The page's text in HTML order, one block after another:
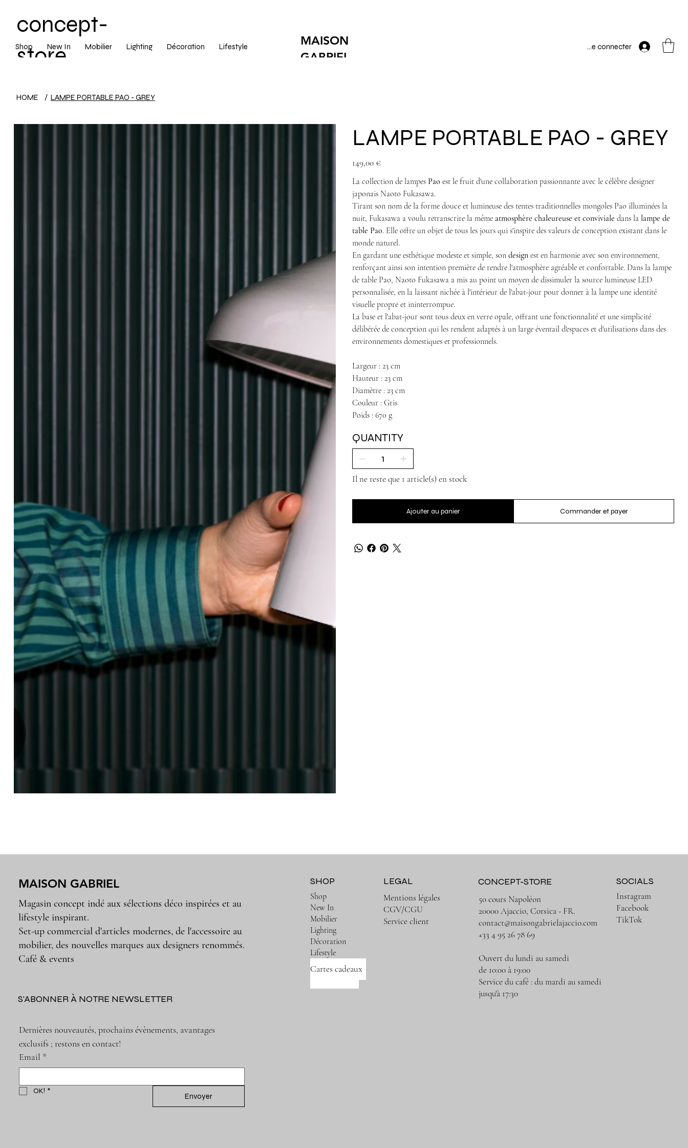
concept-
store
décoratio
n ajaccio
Shop New In Mobilier Lighting Décoration Lifestyle
MAISON
GABRIEL
Se connecter
HOME / LAMPE PORTABLE PAO - GREY
LAMPE PORTABLE PAO - GREY
149,00 €
La collection de lampes Pao est le fruit d'une collaboration passionnante avec le célèbre designer
japonais Naoto Fukasawa.
Tirant son nom de la forme douce et lumineuse des tentes traditionnelles mongoles Pao illuminées la
nuit, Fukasawa a voulu retranscrire la même atmosphère chaleureuse et conviviale dans la lampe de
table Pao. Elle offre un objet de tous les jours qui s'inspire des valeurs de conception existant dans le
monde naturel.
En gardant une esthétique modeste et simple, son design est en harmonie avec son environnement,
renforçant ainsi son intention première de rendre l'atmosphère agréable et confortable. Dans la lampe
de table Pao, Naoto Fukasawa a mis au point un moyen de dissimuler la source lumineuse LED
personnalisée, en la laissant nichée à l'intérieur de l'abat-jour pour donner à la lampe une identité
visuelle propre et ininterrompue.
La base et l'abat-jour sont tous deux en verre opale, offrant une fonctionnalité et une simplicité
délibérée de conception qui les rendent adaptés à un large éventail d'espaces et d'utilisations dans des
environnements domestiques et professionnels.
Largeur : 23 cm
Hauteur : 23 cm
Diamètre : 23 cm
Couleur : Gris
Poids : 670 g
QUANTITY
Il ne reste que 1 article(s) en stock
Ajouter au panier Commander et payer
MAISON GABRIEL
Magasin concept indé aux sélections déco inspirées et au
lifestyle inspirant.
Set-up commercial d'articles modernes, de l'accessoire au
mobilier, des nouvelles marques aux designers renommés.
Café & events
S'ABONNER À NOTRE NEWSLETTER
Dernières nouveautés, prochains évènements, avantages
exclusifs ; restons en contact!
Email *
OK! *
Envoyer
SHOP
Shop
New In
Mobilier
Lighting
Décoration
Lifestyle
Cartes cadeaux
LEGAL
Mentions légales
CGV/CGU
Service client
CONCEPT-STORE
50 cours Napoléon
20000 Ajaccio, Corsica - FR.
contact@maisongabrielajaccio.com
+33 4 95 26 78 69
Ouvert du lundi au samedi
de 10:00 à 19:00
Service du café : du mardi au samedi
jusqu'à 17:30
SOCIALS
Instagram
Facebook
TikTok